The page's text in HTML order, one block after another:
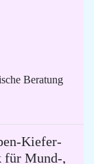
Beratung
Kiefer-
für Mund-,